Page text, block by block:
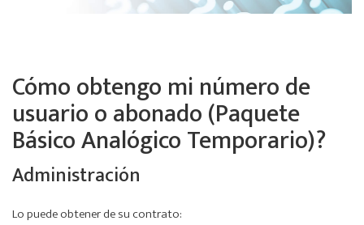
Cómo obtengo mi número de
usuario o abonado (Paquete
Básico Analógico Temporario)?
Administración
Lo puede obtener de su contrato: